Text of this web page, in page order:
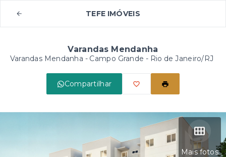
TEFE IMÓVEIS
Varandas Mendanha
Varandas Mendanha - Campo Grande - Rio de Janeiro/RJ
Compartilhar
Mais fotos